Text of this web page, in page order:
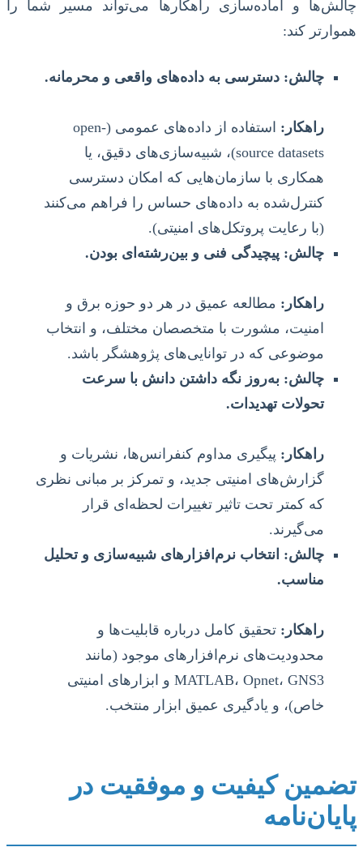
چالش‌ها و آماده‌سازی راهکارها می‌تواند مسیر شما را
هموارتر کند:
چالش: دسترسی به داده‌های واقعی و محرمانه.
راهکار:
استفاده از داده‌های عمومی (open-
source datasets)، شبیه‌سازی‌های دقیق، یا
همکاری با سازمان‌هایی که امکان دسترسی
کنترل‌شده به داده‌های حساس را فراهم می‌کنند
(با رعایت پروتکل‌های امنیتی).
چالش: پیچیدگی فنی و بین‌رشته‌ای بودن.
راهکار: مطالعه عمیق در هر دو حوزه برق و
امنیت، مشورت با متخصصان مختلف، و انتخاب
موضوعی که در توانایی‌های پژوهشگر باشد.
چالش: به‌روز نگه داشتن دانش با سرعت
تحولات تهدیدات.
راهکار: پیگیری مداوم کنفرانس‌ها، نشریات و
گزارش‌های امنیتی جدید، و تمرکز بر مبانی نظری
که کمتر تحت تاثیر تغییرات لحظه‌ای قرار
می‌گیرند.
چالش: انتخاب نرم‌افزارهای شبیه‌سازی و تحلیل
مناسب.
راهکار: تحقیق کامل درباره قابلیت‌ها و
محدودیت‌های نرم‌افزارهای موجود (مانند
MATLAB، Opnet، GNS3 و ابزارهای امنیتی
خاص)، و یادگیری عمیق ابزار منتخب.
تضمین کیفیت و موفقیت در
پایان‌نامه